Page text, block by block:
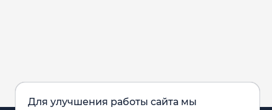
Для улучшения работы сайта мы